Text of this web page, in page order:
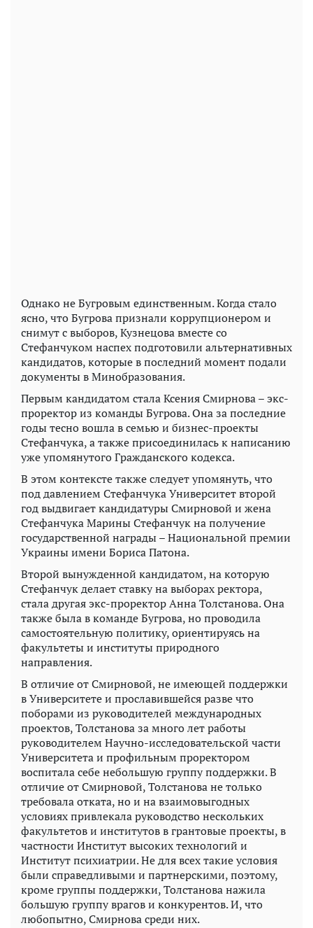
Однако не Бугровым единственным. Когда стало
ясно, что Бугрова признали коррупционером и
снимут с выборов, Кузнецова вместе со
Стефанчуком наспех подготовили альтернативных
кандидатов, которые в последний момент подали
документы в Минобразования.
Первым кандидатом стала Ксения Смирнова – экс-
проректор из команды Бугрова. Она за последние
годы тесно вошла в семью и бизнес-проекты
Стефанчука, а также присоединилась к написанию
уже упомянутого Гражданского кодекса.
В этом контексте также следует упомянуть, что
под давлением Стефанчука Университет второй
год выдвигает кандидатуры Смирновой и жена
Стефанчука Марины Стефанчук на получение
государственной награды – Национальной премии
Украины имени Бориса Патона.
Второй вынужденной кандидатом, на которую
Стефанчук делает ставку на выборах ректора,
стала другая экс-проректор Анна Толстанова. Она
также была в команде Бугрова, но проводила
самостоятельную политику, ориентируясь на
факультеты и институты природного
направления.
В отличие от Смирновой, не имеющей поддержки
в Университете и прославившейся разве что
поборами из руководителей международных
проектов, Толстанова за много лет работы
руководителем Научно-исследовательской части
Университета и профильным проректором
воспитала себе небольшую группу поддержки. В
отличие от Смирновой, Толстанова не только
требовала отката, но и на взаимовыгодных
условиях привлекала руководство нескольких
факультетов и институтов в грантовые проекты, в
частности Институт высоких технологий и
Институт психиатрии. Не для всех такие условия
были справедливыми и партнерскими, поэтому,
кроме группы поддержки, Толстанова нажила
большую группу врагов и конкурентов. И, что
любопытно, Смирнова среди них.